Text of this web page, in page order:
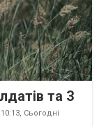
та 3
10:13, Сьогодні